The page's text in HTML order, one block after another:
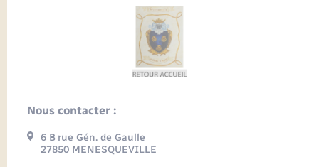
Nous contacter :
6 B rue Gén. de Gaulle
27850 MENESQUEVILLE